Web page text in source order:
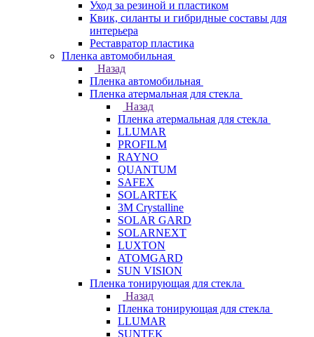
Уход за резиной и пластиком
Квик, силанты и гибридные составы для
интерьера
Реставратор пластика
Пленка автомобильная
Назад
Пленка автомобильная
Пленка атермальная для стекла
Назад
Пленка атермальная для стекла
LLUMAR
PROFILM
RAYNO
QUANTUM
SAFEX
SOLARTEK
3M Crystalline
SOLAR GARD
SOLARNEXT
LUXTON
ATOMGARD
SUN VISION
Пленка тонирующая для стекла
Назад
Пленка тонирующая для стекла
LLUMAR
SUNTEK